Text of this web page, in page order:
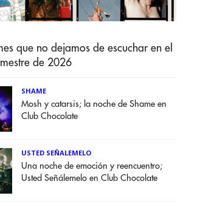
que no dejamos de escuchar en el
de 2026
SHAME
Mosh y catarsis; la noche de Shame en
Club Chocolate
USTED SEÑALEMELO
Una noche de emoción y reencuentro;
Usted Señálemelo en Club Chocolate